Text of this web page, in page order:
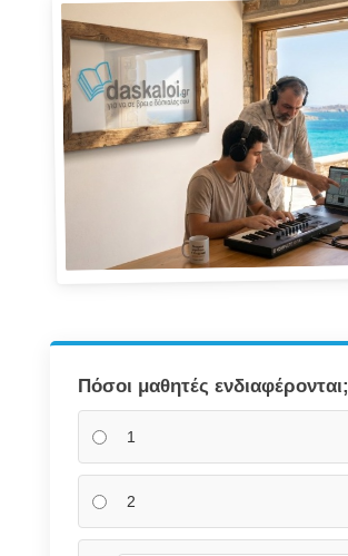
Πόσοι μαθητές ενδιαφέρονται;
1
2